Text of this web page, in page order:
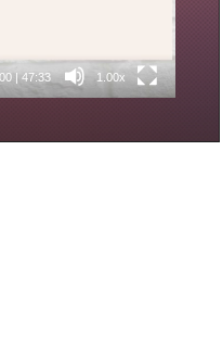
| 47:33 1.00x